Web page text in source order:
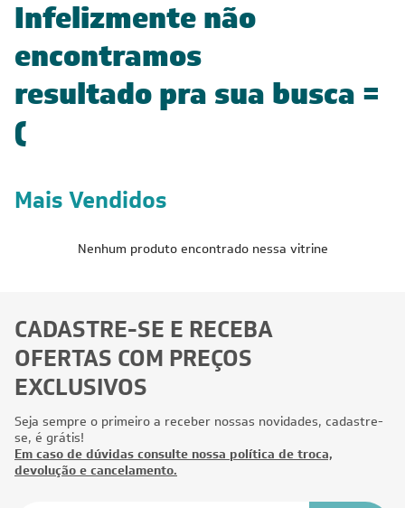
Infelizmente não
encontramos
resultado pra sua busca =
(
Mais Vendidos
Nenhum produto encontrado nessa vitrine
CADASTRE-SE E RECEBA
OFERTAS COM PREÇOS
EXCLUSIVOS
Seja sempre o primeiro a receber nossas novidades, cadastre-
se, é grátis!
Em caso de dúvidas consulte nossa política de troca,
devolução e cancelamento.